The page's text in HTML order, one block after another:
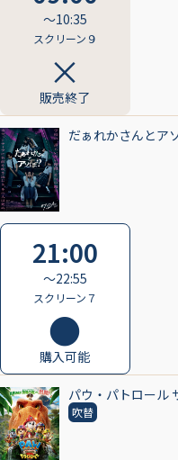
〜10:35
スクリーン９
販売終了
だぁれかさんとア
21:00
〜22:55
スクリーン７
購入可能
パウ・パトロール
吹替